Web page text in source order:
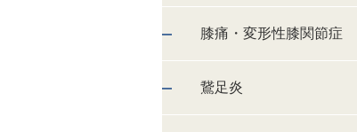
膝痛・変形性膝関節症
鵞足炎